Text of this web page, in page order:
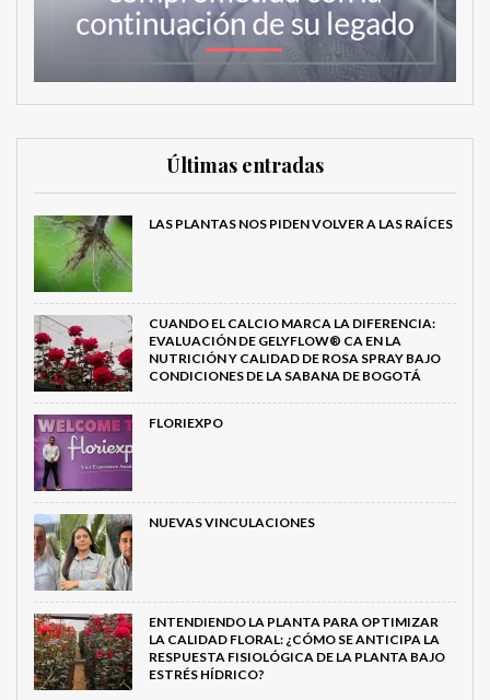
Últimas entradas
LAS PLANTAS NOS PIDEN VOLVER A LAS RAÍCES
CUANDO EL CALCIO MARCA LA DIFERENCIA:
EVALUACIÓN DE GELYFLOW® CA EN LA
NUTRICIÓN Y CALIDAD DE ROSA SPRAY BAJO
CONDICIONES DE LA SABANA DE BOGOTÁ
FLORIEXPO
NUEVAS VINCULACIONES
ENTENDIENDO LA PLANTA PARA OPTIMIZAR
LA CALIDAD FLORAL: ¿CÓMO SE ANTICIPA LA
RESPUESTA FISIOLÓGICA DE LA PLANTA BAJO
ESTRÉS HÍDRICO?